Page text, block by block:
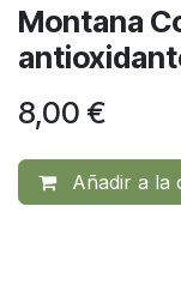
Montana
8,00 €
Añadir a la